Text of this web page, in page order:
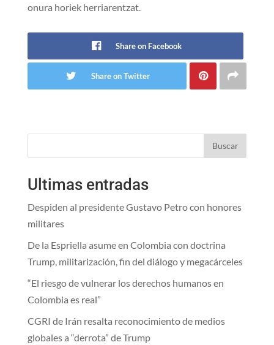
onura horiek herriarentzat.
Share on Facebook
Share on Twitter
Buscar
Ultimas entradas
Despiden al presidente Gustavo Petro con honores
militares
De la Espriella asume en Colombia con doctrina
Trump, militarización, fin del diálogo y megacárceles
“El riesgo de vulnerar los derechos humanos en
Colombia es real”
CGRI de Irán resalta reconocimiento de medios
globales a “derrota” de Trump